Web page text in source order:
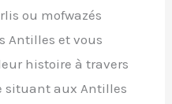
ou mofwazés
Antilles et vous
histoire à travers
situant aux Antilles